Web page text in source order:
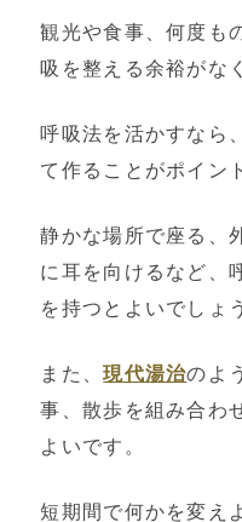
観光や食事、何度も
吸を整える余裕がな
呼吸法を活かすなら
て作ることがポイン
静かな場所で座る、
に耳を向けるなど、
を持つとよいでしょ
また、現代湯治のよ
事、散歩を組み合わ
よいです。
短期間で何かを変え